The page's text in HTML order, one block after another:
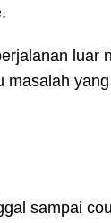
luar
masalah
sampai